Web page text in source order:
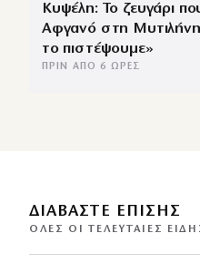
Κυψέλη: Το ζευγάρι
Αφγανό στη Μυτιλήνη
το πιστέψουμε»
ΠΡΙΝ ΑΠΌ 6 ΏΡΕΣ
ΔΙΑΒΑΣΤΕ ΕΠΙΣΗΣ
ΌΛΕΣ ΟΙ ΤΕΛΕΥΤΑΊΕΣ